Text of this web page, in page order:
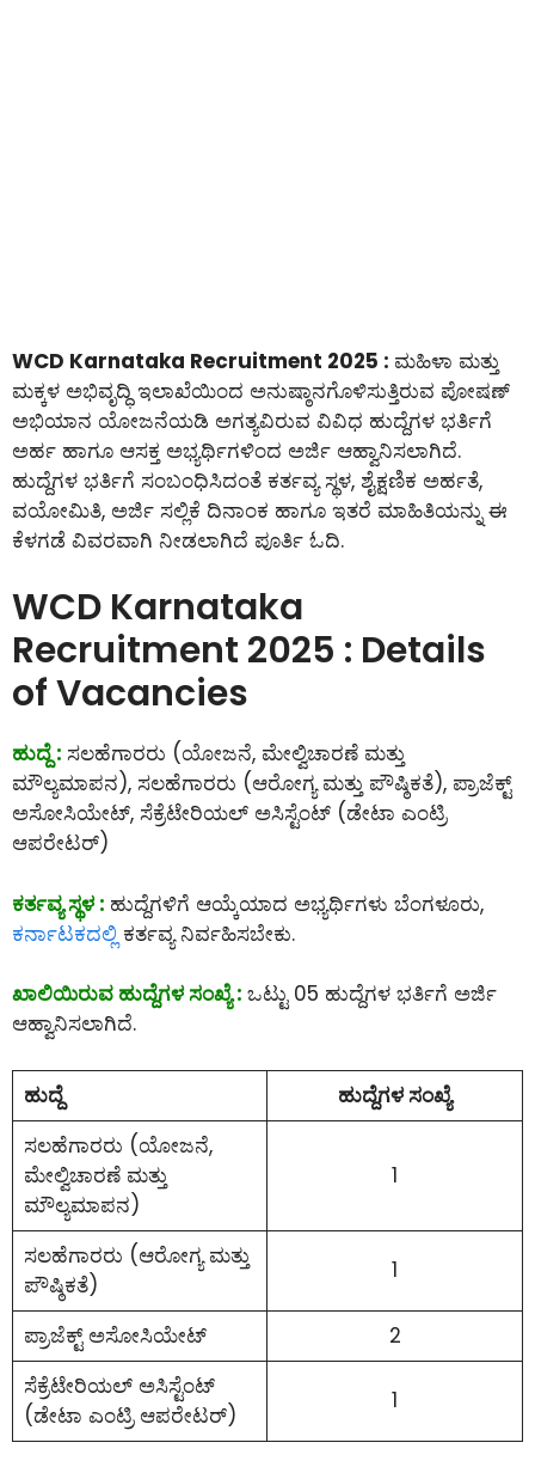
WCD Karnataka Recruitment 2025 : ಮಹಿಳಾ ಮತ್ತು
ಮಕ್ಕಳ ಅಭಿವೃದ್ಧಿ ಇಲಾಖೆಯಿಂದ ಅನುಷ್ಠಾನಗೊಳಿಸುತ್ತಿರುವ ಪೋಷಣ್
ಅಭಿಯಾನ ಯೋಜನೆಯಡಿ ಅಗತ್ಯವಿರುವ ವಿವಿಧ ಹುದ್ದೆಗಳ ಭರ್ತಿಗೆ
ಅರ್ಹ ಹಾಗೂ ಆಸಕ್ತ ಅಭ್ಯರ್ಥಿಗಳಿಂದ ಅರ್ಜಿ ಆಹ್ವಾನಿಸಲಾಗಿದೆ.
ಹುದ್ದೆಗಳ ಭರ್ತಿಗೆ ಸಂಬಂಧಿಸಿದಂತೆ ಕರ್ತವ್ಯ ಸ್ಥಳ, ಶೈಕ್ಷಣಿಕ ಅರ್ಹತೆ,
ವಯೋಮಿತಿ, ಅರ್ಜಿ ಸಲ್ಲಿಕೆ ದಿನಾಂಕ ಹಾಗೂ ಇತರೆ ಮಾಹಿತಿಯನ್ನು ಈ
ಕೆಳಗಡೆ ವಿವರವಾಗಿ ನೀಡಲಾಗಿದೆ ಪೂರ್ತಿ ಓದಿ.
WCD Karnataka
Recruitment 2025 : Details
of Vacancies
ಹುದ್ದೆ : ಸಲಹೆಗಾರರು (ಯೋಜನೆ, ಮೇಲ್ವಿಚಾರಣೆ ಮತ್ತು
ಮೌಲ್ಯಮಾಪನ), ಸಲಹೆಗಾರರು (ಆರೋಗ್ಯ ಮತ್ತು ಪೌಷ್ಠಿಕತೆ), ಪ್ರಾಜೆಕ್ಟ್
ಅಸೋಸಿಯೇಟ್, ಸೆಕ್ರೆಟೇರಿಯಲ್ ಅಸಿಸ್ಟೆಂಟ್ (ಡೇಟಾ ಎಂಟ್ರಿ
ಆಪರೇಟರ್)
ಕರ್ತವ್ಯ ಸ್ಥಳ : ಹುದ್ದೆಗಳಿಗೆ ಆಯ್ಕೆಯಾದ ಅಭ್ಯರ್ಥಿಗಳು ಬೆಂಗಳೂರು,
ಕರ್ನಾಟಕದಲ್ಲಿ ಕರ್ತವ್ಯ ನಿರ್ವಹಿಸಬೇಕು.
ಖಾಲಿಯಿರುವ ಹುದ್ದೆಗಳ ಸಂಖ್ಯೆ : ಒಟ್ಟು 05 ಹುದ್ದೆಗಳ ಭರ್ತಿಗೆ ಅರ್ಜಿ
ಆಹ್ವಾನಿಸಲಾಗಿದೆ.
ಹುದ್ದೆ
ಹುದ್ದೆಗಳ ಸಂಖ್ಯೆ
ಸಲಹೆಗಾರರು (ಯೋಜನೆ,
ಮೇಲ್ವಿಚಾರಣೆ ಮತ್ತು
ಮೌಲ್ಯಮಾಪನ)
1
ಸಲಹೆಗಾರರು (ಆರೋಗ್ಯ ಮತ್ತು
ಪೌಷ್ಠಿಕತೆ)
1
ಪ್ರಾಜೆಕ್ಟ್ ಅಸೋಸಿಯೇಟ್
2
ಸೆಕ್ರೆಟೇರಿಯಲ್ ಅಸಿಸ್ಟೆಂಟ್
(ಡೇಟಾ ಎಂಟ್ರಿ ಆಪರೇಟರ್)
1